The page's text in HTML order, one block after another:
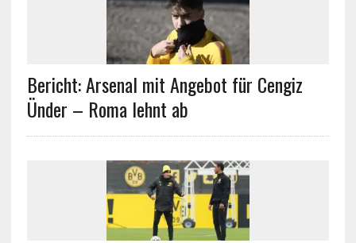
Bericht: Arsenal mit Angebot für Cengiz
Ünder – Roma lehnt ab